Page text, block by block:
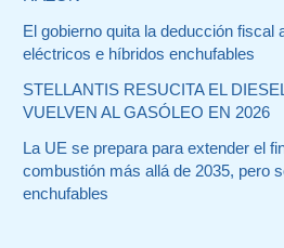
El gobierno quita la deducción fiscal
eléctricos e híbridos enchufables
STELLANTIS RESUCITA EL
VUELVEN AL GASÓLEO EN 2026
La UE se prepara para extender el
combustión más allá de 2035, pero
enchufables